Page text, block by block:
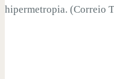
hipermetropia. (Correio